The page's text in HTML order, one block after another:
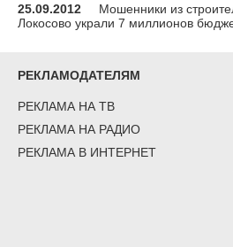
25.09.2012
Мошенники из
Локосово украли 7 миллионов
РЕКЛАМОДАТЕЛЯМ
РЕКЛАМА НА ТВ
РЕКЛАМА НА РАДИО
РЕКЛАМА В ИНТЕРНЕТ